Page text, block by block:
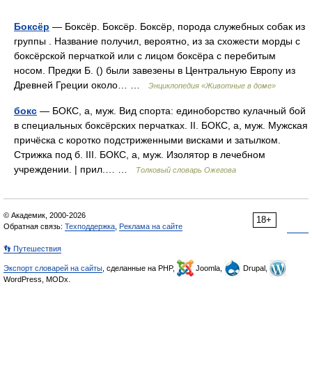
Боксёр — Боксёр. Боксёр. Боксёp, порода служебных собак из
группы . Название получил, вероятно, из за схожести морды с
боксёрской перчаткой или с лицом боксёра с перебитым
носом. Предки Б. () были завезены в Центральную Европу из
Древней Греции около… …
Энциклопедия «Животные в доме»
бокс — БОКС, а, муж. Вид спорта: единоборство кулачный бой
в специальных боксёрских перчатках. II. БОКС, а, муж. Мужская
причёска с коротко подстриженными висками и затылком.
Стрижка под б. III. БОКС, а, муж. Изолятор в лечебном
учреждении. | прил.… …
Толковый словарь Ожегова
18+
© Академик, 2000-2026
Обратная связь: Техподдержка Реклама на сайте
👣 Путешествия
Экспорт словарей на сайты , сделанные на PHP, Joomla,
Drupal,
WordPress, MODx.